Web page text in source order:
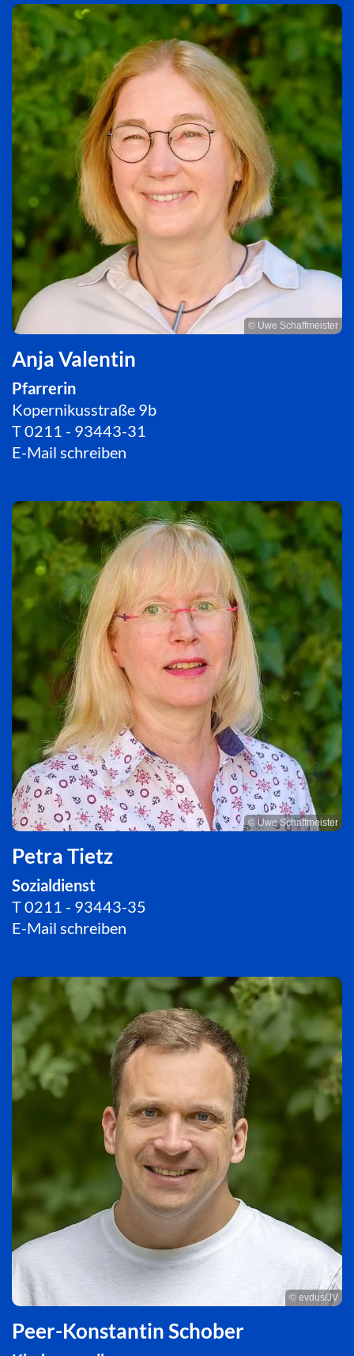
© Uwe Schaffmeister
Anja Valentin
Pfarrerin
Kopernikusstraße 9b
T0211 - 93443-31
E-Mail schreiben
© Uwe Schaffmeister
Petra Tietz
Sozialdienst
T0211 - 93443-35
E-Mail schreiben
© evdus/JV
Peer-Konstantin Schober